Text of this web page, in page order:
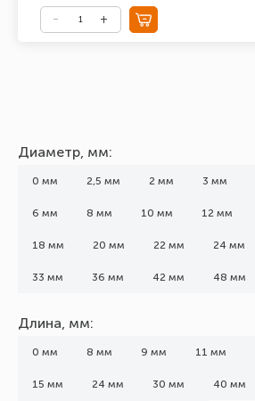
Диаметр, мм:
0 мм 2,5 мм 2 мм 3 мм
6 мм 8 мм 10 мм 12 мм
18 мм 20 мм 22 мм 24 мм
33 мм 36 мм 42 мм 48 мм
Длина, мм:
0 мм 8 мм 9 мм 11 мм
15 мм 24 мм 30 мм 40 мм